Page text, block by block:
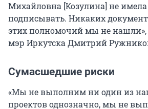
Михайловна [Козулина] не
подписывать. Никаких
этих полномочий мы не нашли»,
мэр Иркутска Дмитрий
Сумасшедшие риски
«Мы не выполним ни один из
проектов однозначно, мы не